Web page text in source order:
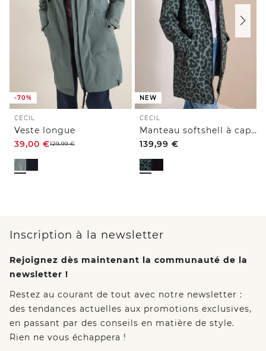
-70%
CECIL
Veste longue
39,00 €129,99€
NEW
CECIL
Manteau softshell à capuche et motif léopard
139,99 €
Inscription à la newsletter
Rejoignez dès maintenant la communauté de la
newsletter !
Restez au courant de tout avec notre newsletter :
des tendances actuelles aux promotions exclusives,
en passant par des conseils en matière de style.
Rien ne vous échappera !